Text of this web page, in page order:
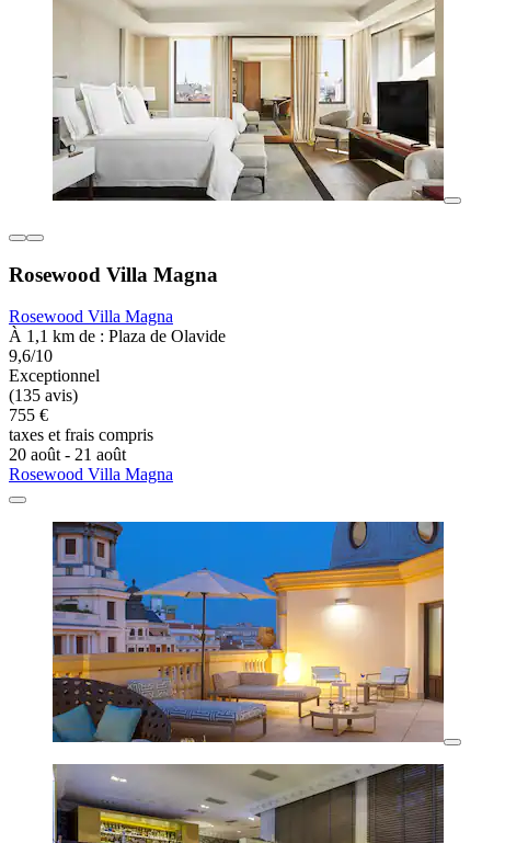
Rosewood Villa Magna
Rosewood Villa Magna
À 1,1 km de : Plaza de Olavide
9,6/10
Exceptionnel
(135 avis)
755 €
taxes et frais compris
20 août - 21 août
Rosewood Villa Magna